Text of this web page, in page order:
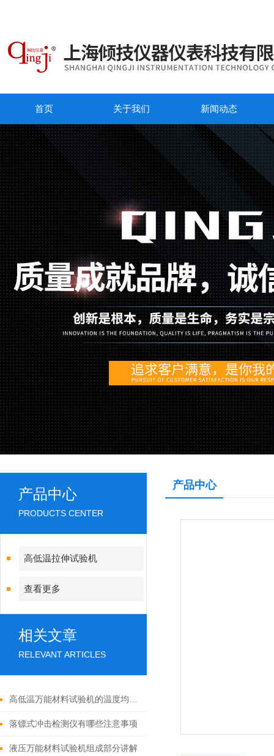
首页 关于我们 新闻动态
产品中心
PRODUCTS CENTER
高低温拉伸试验机
查看更多
相关文章
RELEVANT ARTICLES
高低温万能材料试验机的温度均匀性与哪些因素有关？
落镖式冲击检测仪有哪些注意事项
液压万能材料试验机组成部分讲解
产品中心